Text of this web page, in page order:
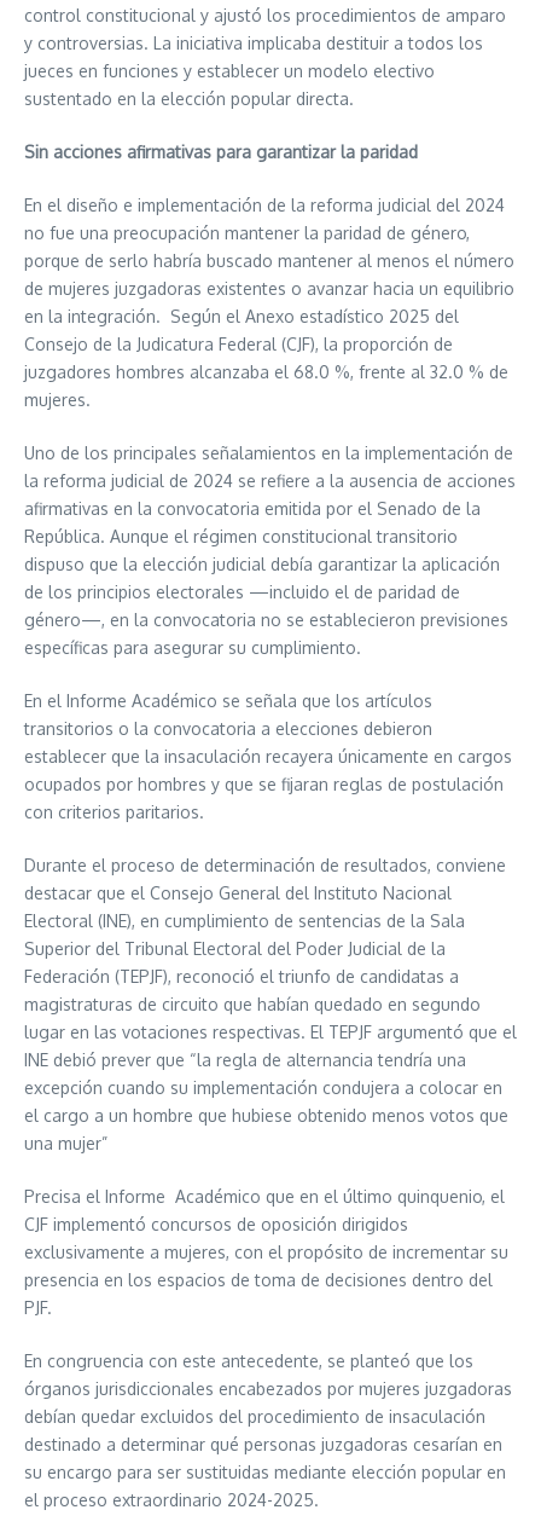
control constitucional y ajustó los procedimientos de amparo
y controversias. La iniciativa implicaba destituir a todos los
jueces en funciones y establecer un modelo electivo
sustentado en la elección popular directa.
Sin acciones afirmativas para garantizar la paridad
En el diseño e implementación de la reforma judicial del 2024
no fue una preocupación mantener la paridad de género,
porque de serlo habría buscado mantener al menos el número
de mujeres juzgadoras existentes o avanzar hacia un equilibrio
en la integración. Según el Anexo estadístico 2025 del
Consejo de la Judicatura Federal (CJF), la proporción de
juzgadores hombres alcanzaba el 68.0 %, frente al 32.0 % de
mujeres.
Uno de los principales señalamientos en la implementación de
la reforma judicial de 2024 se refiere a la ausencia de acciones
afirmativas en la convocatoria emitida por el Senado de la
República. Aunque el régimen constitucional transitorio
dispuso que la elección judicial debía garantizar la aplicación
de los principios electorales —incluido el de paridad de
género—, en la convocatoria no se establecieron previsiones
específicas para asegurar su cumplimiento.
En el Informe Académico se señala que los artículos
transitorios o la convocatoria a elecciones debieron
establecer que la insaculación recayera únicamente en cargos
ocupados por hombres y que se fijaran reglas de postulación
con criterios paritarios.
Durante el proceso de determinación de resultados, conviene
destacar que el Consejo General del Instituto Nacional
Electoral (INE), en cumplimiento de sentencias de la Sala
Superior del Tribunal Electoral del Poder Judicial de la
Federación (TEPJF), reconoció el triunfo de candidatas a
magistraturas de circuito que habían quedado en segundo
lugar en las votaciones respectivas. El TEPJF argumentó que el
INE debió prever que “la regla de alternancia tendría una
excepción cuando su implementación condujera a colocar en
el cargo a un hombre que hubiese obtenido menos votos que
una mujer”
Precisa el Informe Académico que en el último quinquenio, el
CJF implementó concursos de oposición dirigidos
exclusivamente a mujeres, con el propósito de incrementar su
presencia en los espacios de toma de decisiones dentro del
PJF.
En congruencia con este antecedente, se planteó que los
órganos jurisdiccionales encabezados por mujeres juzgadoras
debían quedar excluidos del procedimiento de insaculación
destinado a determinar qué personas juzgadoras cesarían en
su encargo para ser sustituidas mediante elección popular en
el proceso extraordinario 2024-2025.